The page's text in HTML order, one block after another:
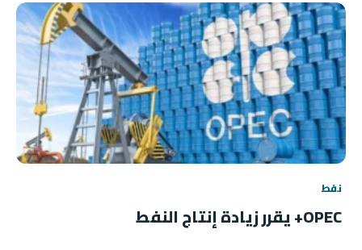
نفط
OPEC+ يقرر زيادة إنتاج النفط